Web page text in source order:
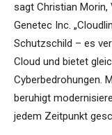
sagt Christian Morin,
Genetec Inc.
Schutzschild – es
Cloud und bietet
Cyberbedrohungen.
beruhigt
jedem Zeitpunkt